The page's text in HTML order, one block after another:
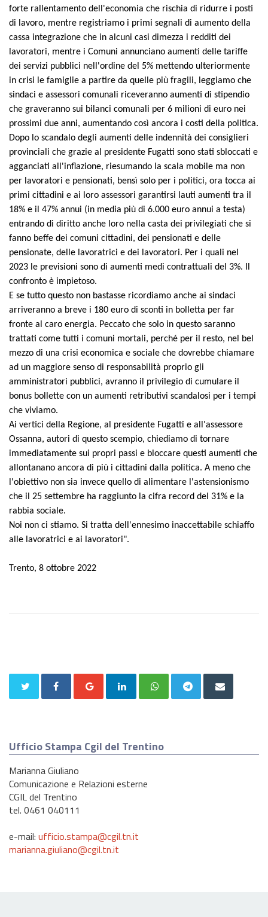
forte rallentamento dell'economia che rischia di ridurre i posti
di lavoro, mentre registriamo i primi segnali di aumento della
cassa integrazione che in alcuni casi dimezza i redditi dei
lavoratori, mentre i Comuni annunciano aumenti delle tariffe
dei servizi pubblici nell'ordine del 5% mettendo ulteriormente
in crisi le famiglie a partire da quelle più fragili, leggiamo che
sindaci e assessori comunali riceveranno aumenti di stipendio
che graveranno sui bilanci comunali per 6 milioni di euro nei
prossimi due anni, aumentando così ancora i costi della politica.
Dopo lo scandalo degli aumenti delle indennità dei consiglieri
provinciali che grazie al presidente Fugatti sono stati sbloccati e
agganciati all'inflazione, riesumando la scala mobile ma non
per lavoratori e pensionati, bensì solo per i politici, ora tocca ai
primi cittadini e ai loro assessori garantirsi lauti aumenti tra il
18% e il 47% annui (in media più di 6.000 euro annui a testa)
entrando di diritto anche loro nella casta dei privilegiati che si
fanno beffe dei comuni cittadini, dei pensionati e delle
pensionate, delle lavoratrici e dei lavoratori. Per i quali nel
2023 le previsioni sono di aumenti medi contrattuali del 3%. Il
confronto è impietoso.
E se tutto questo non bastasse ricordiamo anche ai sindaci
arriveranno a breve i 180 euro di sconti in bolletta per far
fronte al caro energia. Peccato che solo in questo saranno
trattati come tutti i comuni mortali, perché per il resto, nel bel
mezzo di una crisi economica e sociale che dovrebbe chiamare
ad un maggiore senso di responsabilità proprio gli
amministratori pubblici, avranno il privilegio di cumulare il
bonus bollette con un aumenti retributivi scandalosi per i tempi
che viviamo.
Ai vertici della Regione, al presidente Fugatti e all'assessore
Ossanna, autori di questo scempio, chiediamo di tornare
immediatamente sui propri passi e bloccare questi aumenti che
allontanano ancora di più i cittadini dalla politica. A meno che
l'obiettivo non sia invece quello di alimentare l'astensionismo
che il 25 settembre ha raggiunto la cifra record del 31% e la
rabbia sociale.
Noi non ci stiamo. Si tratta dell'ennesimo inaccettabile schiaffo
alle lavoratrici e ai lavoratori".
Trento, 8 ottobre 2022
Ufficio Stampa Cgil del Trentino
Marianna Giuliano
Comunicazione e Relazioni esterne
CGIL del Trentino
tel. 0461 040111
e-mail: ufficio.stampa@cgil.tn.it
marianna.giuliano@cgil.tn.it